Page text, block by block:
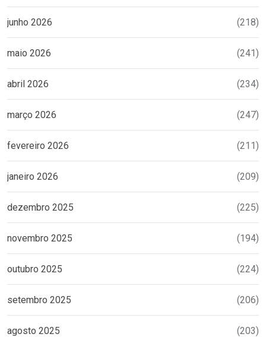
junho 2026 (218)
maio 2026 (241)
abril 2026 (234)
março 2026 (247)
fevereiro 2026 (211)
janeiro 2026 (209)
dezembro 2025 (225)
novembro 2025 (194)
outubro 2025 (224)
setembro 2025 (206)
agosto 2025 (203)